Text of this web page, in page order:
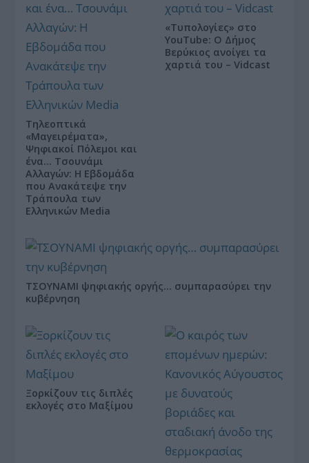
Τηλεοπτικά
«Μαγειρέματα»,
Ψηφιακοί Πόλεμοι και
ένα… Τσουνάμι
Αλλαγών: Η Εβδομάδα
που Ανακάτεψε την
Τράπουλα των
Ελληνικών Media
«Τυπολογίες» στο
YouTube: Ο Δήμος
Βερύκιος ανοίγει τα
χαρτιά του – Vidcast
ΤΣΟΥΝΑΜΙ ψηφιακής οργής… συμπαρασύρει την
κυβέρνηση
Ξορκίζουν τις διπλές
εκλογές στο Μαξίμου